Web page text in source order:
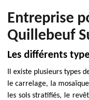
Entreprise
Quillebeuf
Les différents
Il existe plusieurs types
le carrelage, la
les sols stratifiés, le